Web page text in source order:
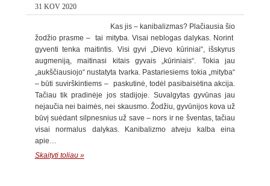
31 KOV 2020
Kas jis – kanibalizmas? Plačiausia šio
žodžio prasme – tai mityba. Visai neblogas dalykas. Norint
gyventi tenka maitintis. Visi gyvi „Dievo kūriniai“, išskyrus
augmeniją, maitinasi kitais gyvais „kūriniais“. Tokia jau
„aukščiausiojo“ nustatyta tvarka. Pastariesiems tokia „mityba“
– būti suvirškintiems – paskutinė, todėl pasibaisėtina akcija.
Tačiau tik pradinėje jos stadijoje. Suvalgytas gyvūnas jau
nejaučia nei baimės, nei skausmo. Žodžiu, gyvūnijos kova už
būvį suėdant silpnesnius už save – nors ir ne šventas, tačiau
visai normalus dalykas. Kanibalizmo atveju kalba eina
apie…
Skaityti toliau »